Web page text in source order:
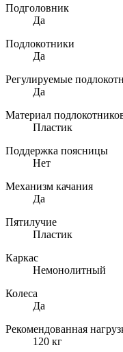
Подголовник
Да
Подлокотники
Да
Регулируемые
Да
Материал
Пластик
Поддержка поясницы
Нет
Механизм качания
Да
Пятилучие
Пластик
Каркас
Немонолитный
Колеса
Да
Рекомендованная
120 кг